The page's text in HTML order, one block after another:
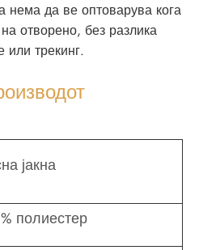
нема да ве оптоварува кога
отворено, без разлика
трекинг.
јакна
полиестер